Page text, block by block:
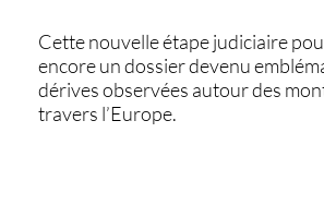
Cette nouvelle étape judiciaire
encore un dossier devenu
dérives observées autour des
travers l’Europe.